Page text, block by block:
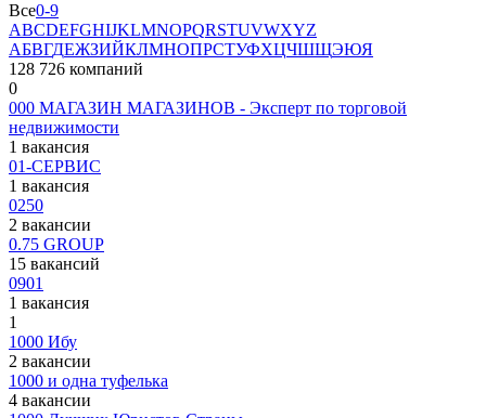
Все0-9
ABCDEFGHIJKLMNOPQRSTUVWXYZ
АБВГДЕЖЗИЙКЛМНОПРСТУФХЦЧШЩЭЮЯ
128 726 компаний
0
000 МАГАЗИН МАГАЗИНОВ - Эксперт по торговой
недвижимости
1 вакансия
01-СЕРВИС
1 вакансия
0250
2 вакансии
0.75 GROUP
15 вакансий
0901
1 вакансия
1
1000 Ибу
2 вакансии
1000 и одна туфелька
4 вакансии